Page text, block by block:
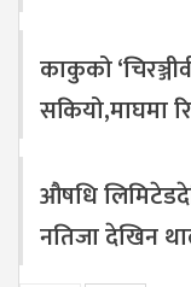
काकुको
सकियो,माघमा
औषधि
नतिजा देखिन